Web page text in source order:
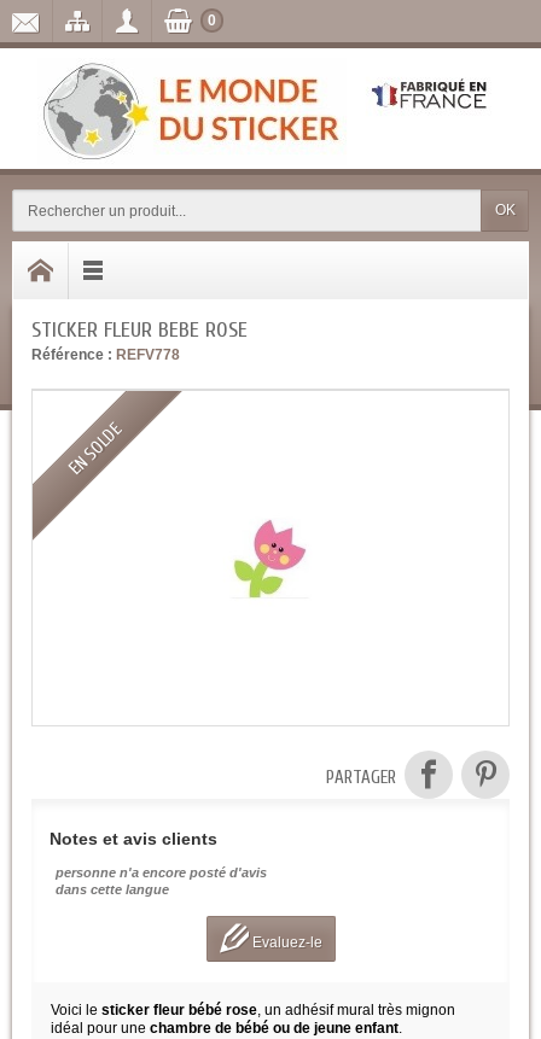
OK
0
STICKER FLEUR BEBE ROSE
Référence : REFV778
EN SOLDE
PARTAGER
Notes et avis clients
personne n'a encore posté d'avis
dans cette langue
Evaluez-le
Voici le sticker fleur bébé rose, un adhésif mural très mignon
idéal pour une chambre de bébé ou de jeune enfant.